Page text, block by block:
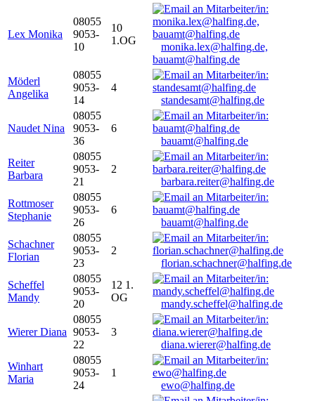
Lex Monika
08055
9053-
10
10
1.OG
monika.lex@halfing.de,
bauamt@halfing.de
Möderl
Angelika
08055
9053-
14
4
standesamt@halfing.de
Naudet Nina
08055
9053-
36
6
bauamt@halfing.de
Reiter
Barbara
08055
9053-
21
2
barbara.reiter@halfing.de
Rottmoser
Stephanie
08055
9053-
26
6
bauamt@halfing.de
Schachner
Florian
08055
9053-
23
2
florian.schachner@halfing.de
Scheffel
Mandy
08055
9053-
20
12 1.
OG
mandy.scheffel@halfing.de
Wierer Diana
08055
9053-
22
3
diana.wierer@halfing.de
Winhart
Maria
08055
9053-
24
1
ewo@halfing.de